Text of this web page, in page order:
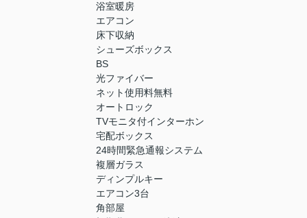
浴室暖房
エアコン
床下収納
シューズボックス
BS
光ファイバー
ネット使用料無料
オートロック
TVモニタ付インターホン
宅配ボックス
24時間緊急通報システム
複層ガラス
ディンプルキー
エアコン3台
角部屋